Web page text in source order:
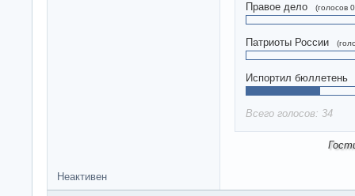
Правое дело (голосов
Патриоты России
Испортил бюллетень
Всего голосов: 34
Неактивен